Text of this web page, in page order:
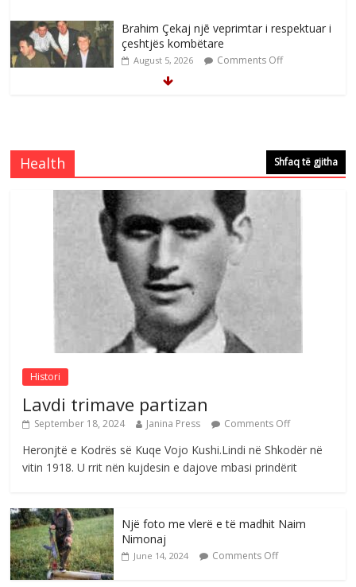
Brahim Çekaj njē veprimtar i respektuar i
çeshtjës kombëtare
August 5, 2026 Comments Off
e invalidëve në Fushë Kosovë
Comments Off
Çlirimtari Agron Gërvalla me takime pune
në atdhe të shoqerisë Levizja
August 3, 2026 Comments Off
Postim me vlera nga artistja e mirëfilltë
Mimoza Gjoni
August 6, 2026 Comments Off
Health Shfaq të gjitha
Histori
Lavdi trimave partizan
September 18, 2024 Janina Press Comments Off
Heronjtë e Kodrës së Kuqe Vojo Kushi.Lindi në Shkodër në
vitin 1918. U rrit nën kujdesin e dajove mbasi prindërit
Një foto me vlerë e të madhit Naim
Nimonaj
June 14, 2024 Comments Off